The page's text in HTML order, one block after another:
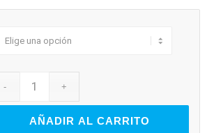
AÑADIR AL CARRITO